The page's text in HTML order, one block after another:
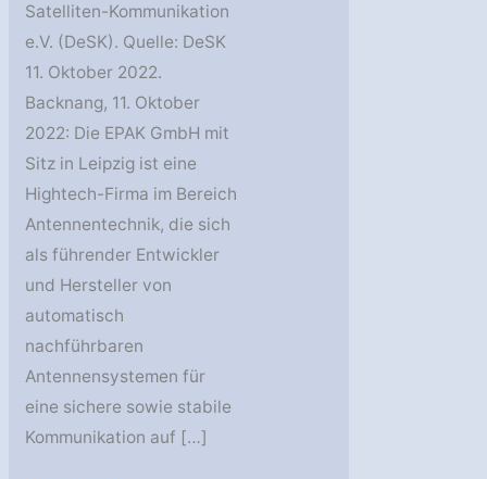
Satelliten-Kommunikation
e.V. (DeSK). Quelle: DeSK
11. Oktober 2022.
Backnang, 11. Oktober
2022: Die EPAK GmbH mit
Sitz in Leipzig ist eine
Hightech-Firma im Bereich
Antennentechnik, die sich
als führender Entwickler
und Hersteller von
automatisch
nachführbaren
Antennensystemen für
eine sichere sowie stabile
Kommunikation auf […]